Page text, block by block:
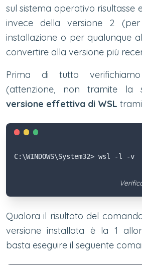
sul sistema operativo risultasse
invece della versione 2
installazione o per qualunque
convertire alla versione più
Prima di tutto
(attenzione, non tramite la
versione effettiva di WSL
C:\WINDOWS\System32> wsl -l -v
Qualora il risultato del
versione installata è la 1
basta eseguire il seguente